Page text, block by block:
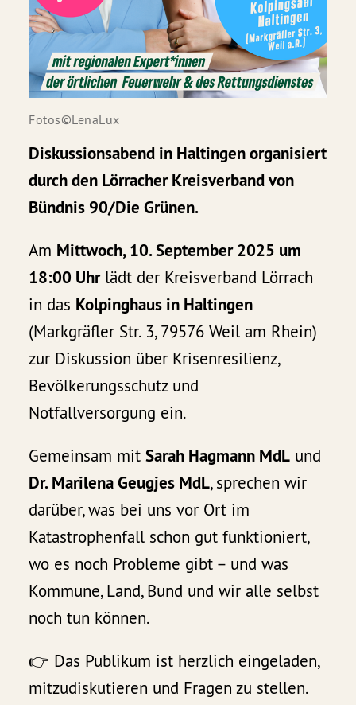
Fotos©LenaLux
Diskussionsabend in Haltingen organisiert
durch den Lörracher Kreisverband von
Bündnis 90/Die Grünen.
Am Mittwoch, 10. September 2025 um
18:00 Uhrlädt der Kreisverband Lörrach
in das Kolpinghaus in Haltingen
(Markgräfler Str. 3, 79576 Weil am Rhein)
zur Diskussion über Krisenresilienz,
Bevölkerungsschutz und
Notfallversorgung ein.
Gemeinsam mitSarah Hagmann MdL und
Dr. Marilena Geugjes MdL, sprechen wir
darüber, was bei uns vor Ort im
Katastrophenfall schon gut funktioniert,
wo es noch Probleme gibt – und was
Kommune, Land, Bund und wir alle selbst
noch tun können.
👉 Das Publikum ist herzlich eingeladen,
mitzudiskutieren und Fragen zu stellen.